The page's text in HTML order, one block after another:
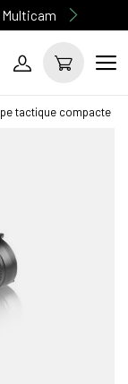
tactique compacte